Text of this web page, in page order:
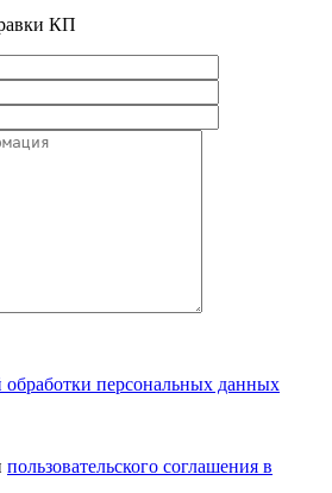
КП
обработки персональных данных
пользовательского соглашения в